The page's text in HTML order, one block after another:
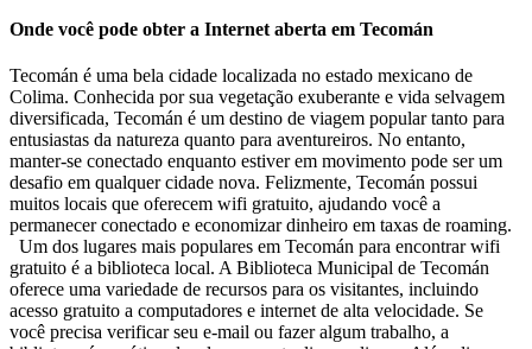
Onde você pode obter a Internet aberta em Tecomán
Tecomán é uma bela cidade localizada no estado mexicano de
Colima. Conhecida por sua vegetação exuberante e vida selvagem
diversificada, Tecomán é um destino de viagem popular tanto para
entusiastas da natureza quanto para aventureiros. No entanto,
manter-se conectado enquanto estiver em movimento pode ser um
desafio em qualquer cidade nova. Felizmente, Tecomán possui
muitos locais que oferecem wifi gratuito, ajudando você a
permanecer conectado e economizar dinheiro em taxas de roaming.
Um dos lugares mais populares em Tecomán para encontrar wifi
gratuito é a biblioteca local. A Biblioteca Municipal de Tecomán
oferece uma variedade de recursos para os visitantes, incluindo
acesso gratuito a computadores e internet de alta velocidade. Se
você precisa verificar seu e-mail ou fazer algum trabalho, a